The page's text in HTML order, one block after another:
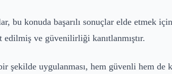
bu konuda başarılı sonuçlar elde etmek
ve güvenilirliği kanıtlanmıştır.
uygulanması, hem güvenli hem de